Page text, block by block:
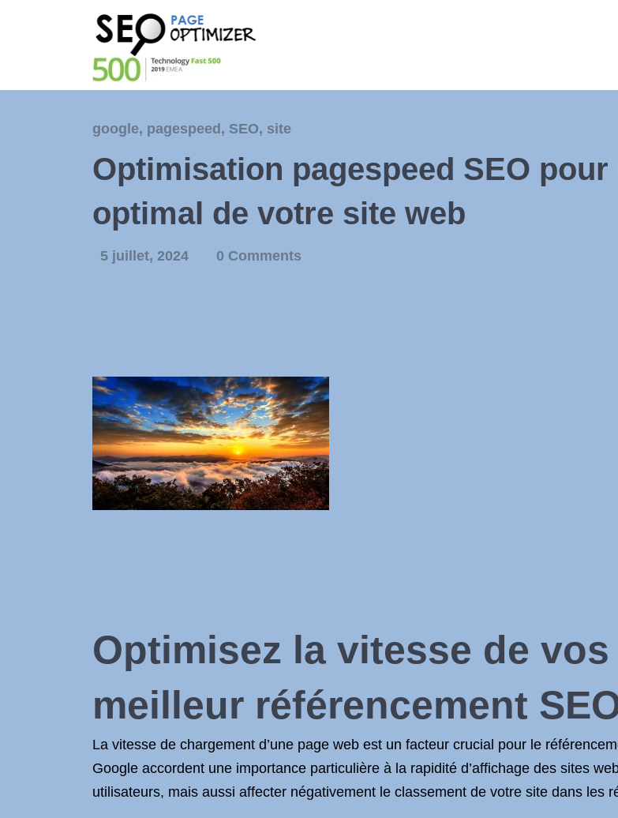
google, pagespeed , SEO, site
Optimisation pagespeed SEO
optimal de votre site web
5 juillet, 2024 0 Comments
Optimisez la vitesse de
meilleur référencement
La vitesse de chargement d’une page web est un facteur crucial pour le
Google accordent une importance particulière à la rapidité d’affichage des sites
utilisateurs, mais aussi affecter négativement le classement de votre site dans les